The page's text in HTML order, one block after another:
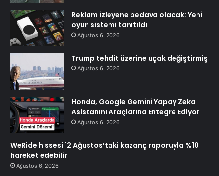
Reklam izleyene bedava olacak: Yeni
oyun sistemi tanıtıldı
Ağustos 6, 2026
Trump tehdit üzerine uçak değiştirmiş
Ağustos 6, 2026
Honda, Google Gemini Yapay Zeka
Asistanını Araçlarına Entegre Ediyor
Ağustos 6, 2026
WeRide hissesi 12 Ağustos’taki kazanç raporuyla %10
hareket edebilir
Ağustos 6, 2026